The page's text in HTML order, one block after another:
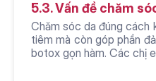
5.3. Vấn đề chăm
Chăm sóc da đúng cách
tiêm mà còn góp phần
botox gọn hàm. Các chị